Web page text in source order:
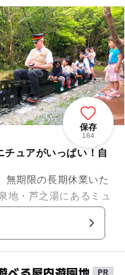
保存
184
チュアがいっぱい！自
期限の長期休業いた
なれる」をコンセプ